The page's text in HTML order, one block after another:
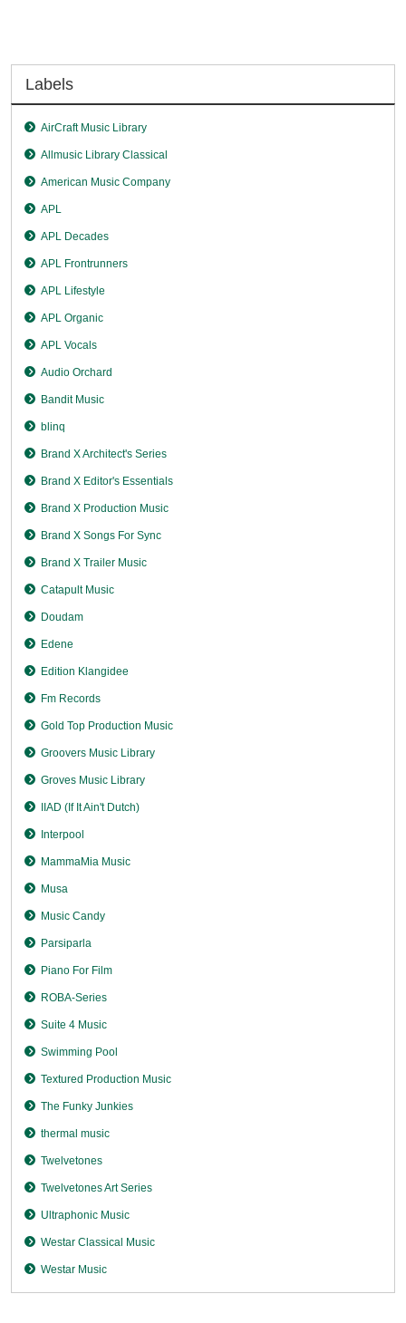
Labels
AirCraft Music Library
Allmusic Library Classical
American Music Company
APL
APL Decades
APL Frontrunners
APL Lifestyle
APL Organic
APL Vocals
Audio Orchard
Bandit Music
blinq
Brand X Architect's Series
Brand X Editor's Essentials
Brand X Production Music
Brand X Songs For Sync
Brand X Trailer Music
Catapult Music
Doudam
Edene
Edition Klangidee
Fm Records
Gold Top Production Music
Groovers Music Library
Groves Music Library
IIAD (If It Ain't Dutch)
Interpool
MammaMia Music
Musa
Music Candy
Parsiparla
Piano For Film
ROBA-Series
Suite 4 Music
Swimming Pool
Textured Production Music
The Funky Junkies
thermal music
Twelvetones
Twelvetones Art Series
Ultraphonic Music
Westar Classical Music
Westar Music